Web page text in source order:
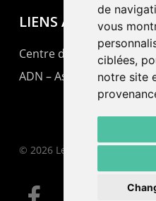
de
vous
ciblées,
notre site
LIENS AMIS
Centre de culture ABC
ADN – Association
© 2026 Le Pommier.
facebook email